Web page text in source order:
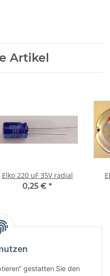
gestatten Sie den
Artikel
Elko 220 uF 35V radial
0,25 € *